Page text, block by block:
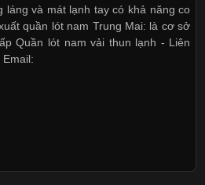
Phổ Biến Trong Ngành May Mặc
2026-05-09 15:58:23
láng và mát lạnh tay có khả năng co
quần lót nam Trung Mai: là cơ sở
Quần lót nam vải thun lạnh - Liên